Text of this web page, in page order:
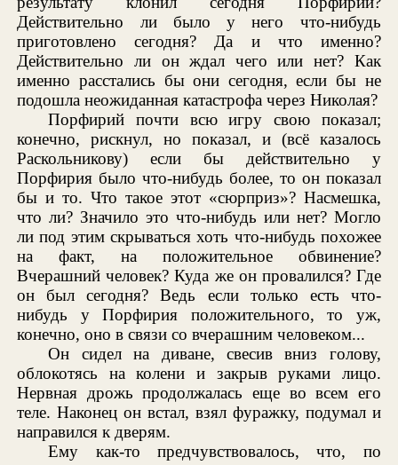
Действительно ли было у него что-нибудь
приготовлено сегодня? Да и что именно?
Действительно ли он ждал чего или нет? Как
именно расстались бы они сегодня, если бы не
подошла неожиданная катастрофа через Николая?
Порфирий почти всю игру свою показал;
конечно, рискнул, но показал, и (всё казалось
Раскольникову) если бы действительно у
Порфирия было что-нибудь более, то он показал
бы и то. Что такое этот «сюрприз»? Насмешка,
что ли? Значило это что-нибудь или нет? Могло
ли под этим скрываться хоть что-нибудь похожее
на факт, на положительное обвинение?
Вчерашний человек? Куда же он провалился? Где
он был сегодня? Ведь если только есть что-
нибудь у Порфирия положительного, то уж,
конечно, оно в связи со вчерашним человеком...
Он сидел на диване, свесив вниз голову,
облокотясь на колени и закрыв руками лицо.
Нервная дрожь продолжалась еще во всем его
теле. Наконец он встал, взял фуражку, подумал и
направился к дверям.
Ему как-то предчувствовалось, что, по